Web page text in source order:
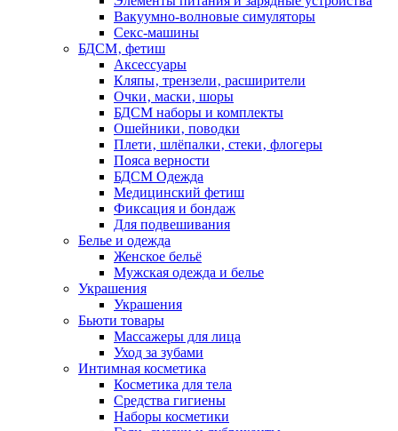
Вакуумно-волновые симуляторы
Секс-машины
БДСМ‚ фетиш
Аксессуары
Кляпы‚ трензели‚ расширители
Очки‚ маски‚ шоры
БДСМ наборы и комплекты
Ошейники‚ поводки
Плети‚ шлёпалки‚ стеки‚ флогеры
Пояса верности
БДСМ Одежда
Медицинский фетиш
Фиксация и бондаж
Для подвешивания
Белье и одежда
Женское бельё
Мужская одежда и белье
Украшения
Украшения
Бьюти товары
Массажеры для лица
Уход за зубами
Интимная косметика
Косметика для тела
Средства гигиены
Наборы косметики